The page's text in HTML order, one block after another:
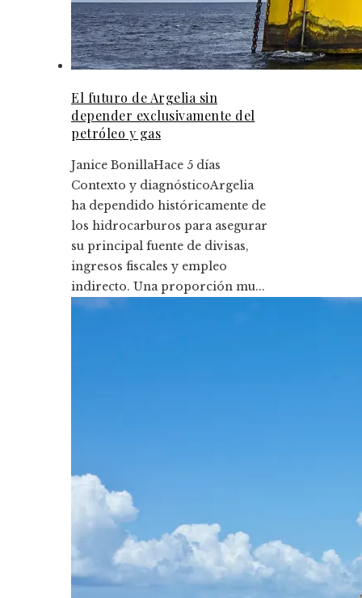
El futuro de Argelia sin
depender exclusivamente del
petróleo y gas
Janice BonillaHace 5 días
Contexto y diagnósticoArgelia
ha dependido históricamente de
los hidrocarburos para asegurar
su principal fuente de divisas,
ingresos fiscales y empleo
indirecto. Una proporción mu...